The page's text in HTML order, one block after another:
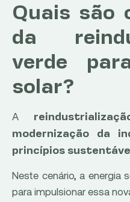
Quais são
da
verde
solar?
A
modernização da
princípios
Neste cenário, a energia
para impulsionar essa